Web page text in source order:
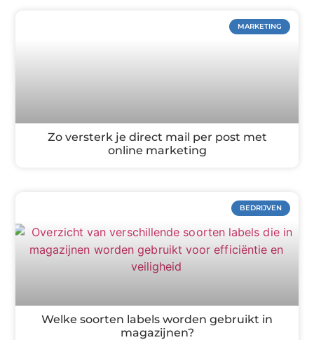
MARKETING
Zo versterk je direct mail per post met
online marketing
BEDRIJVEN
Welke soorten labels worden gebruikt in
magazijnen?